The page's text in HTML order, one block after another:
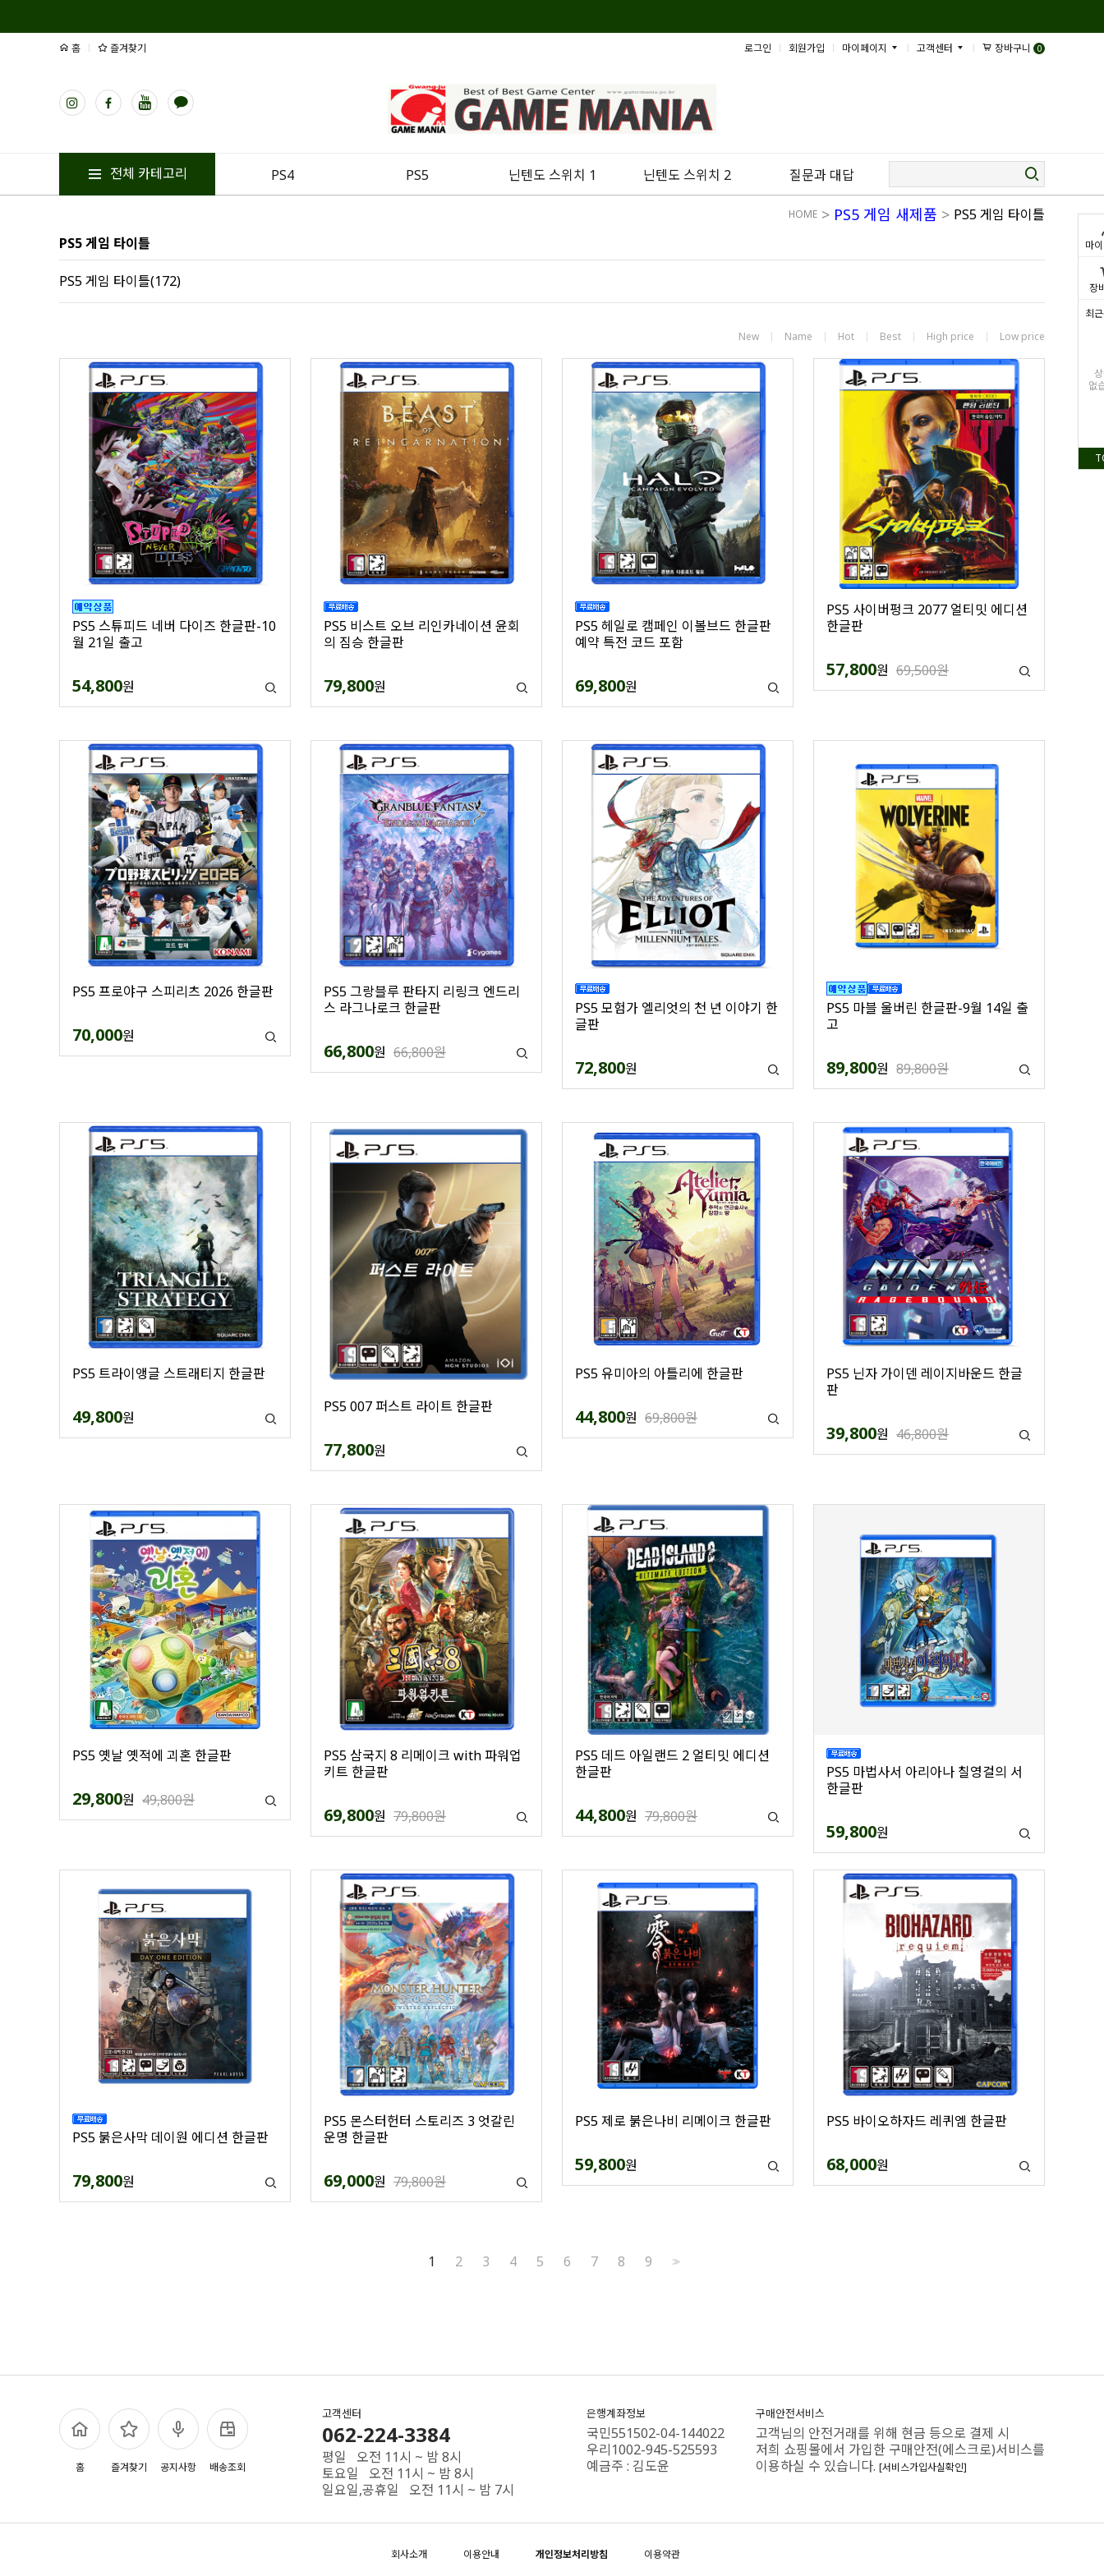
마
장
최
없
홈 즐겨찾기 로그인 회원가입 마이페이지 고객센터 장바구니 0
전체 카테고리 PS4 PS5 닌텐도 스위치 1 닌텐도 스위치 2 질문과 대답
HOME > PS5 게임 새제품 > PS5 게임 타이틀
PS5 게임 타이틀
PS5 게임 타이틀(172)
New Name Hot Best High price Low price
PS5 스튜피드 네버 다이즈 한글판-10
월 21일 출고
54,800원
PS5 비스트 오브 리인카네이션 윤회
의 짐승 한글판
79,800원
PS5 헤일로 캠페인 이볼브드 한글판
예약 특전 코드 포함
69,800원
PS5 사이버펑크 2077 얼티밋 에디션
한글판
57,800원 69,500원
PS5 프로야구 스피리츠 2026 한글판
70,000원
PS5 그랑블루 판타지 리링크 엔드리
스 라그나로크 한글판
66,800원 66,800원
PS5 모험가 엘리엇의 천 년 이야기 한
글판
72,800원
PS5 마블 울버린 한글판-9월 14일 출
고
89,800원 89,800원
PS5 트라이앵글 스트래티지 한글판
49,800원
PS5 007 퍼스트 라이트 한글판
77,800원
PS5 유미아의 아틀리에 한글판
44,800원 69,800원
PS5 닌자 가이덴 레이지바운드 한글
판
39,800원 46,800원
PS5 옛날 옛적에 괴혼 한글판
29,800원 49,800원
PS5 삼국지 8 리메이크 with 파워업
키트 한글판
69,800원 79,800원
PS5 데드 아일랜드 2 얼티밋 에디션
한글판
44,800원 79,800원
PS5 마법사서 아리아나 칠영걸의 서
한글판
59,800원
PS5 붉은사막 데이원 에디션 한글판
79,800원
PS5 몬스터헌터 스토리즈 3 엇갈린
운명 한글판
69,000원 79,800원
PS5 제로 붉은나비 리메이크 한글판
59,800원
PS5 바이오하자드 레퀴엠 한글판
68,000원
1 2 3 4 5 6 7 8 9 >>
홈 즐겨찾기 공지사항 배송조회
고객센터
062-224-3384
평일 오전 11시 ~ 밤 8시
토요일 오전 11시 ~ 밤 8시
일요일,공휴일 오전 11시 ~ 밤 7시
은행계좌정보
국민551502-04-144022
우리1002-945-525593
예금주 : 김도윤
구매안전서비스
고객님의 안전거래를 위해 현금 등으로 결제 시
저희 쇼핑몰에서 가입한 구매안전(에스크로)서비스를
이용하실 수 있습니다. [서비스가입사실확인]
회사소개 이용안내 개인정보처리방침 이용약관